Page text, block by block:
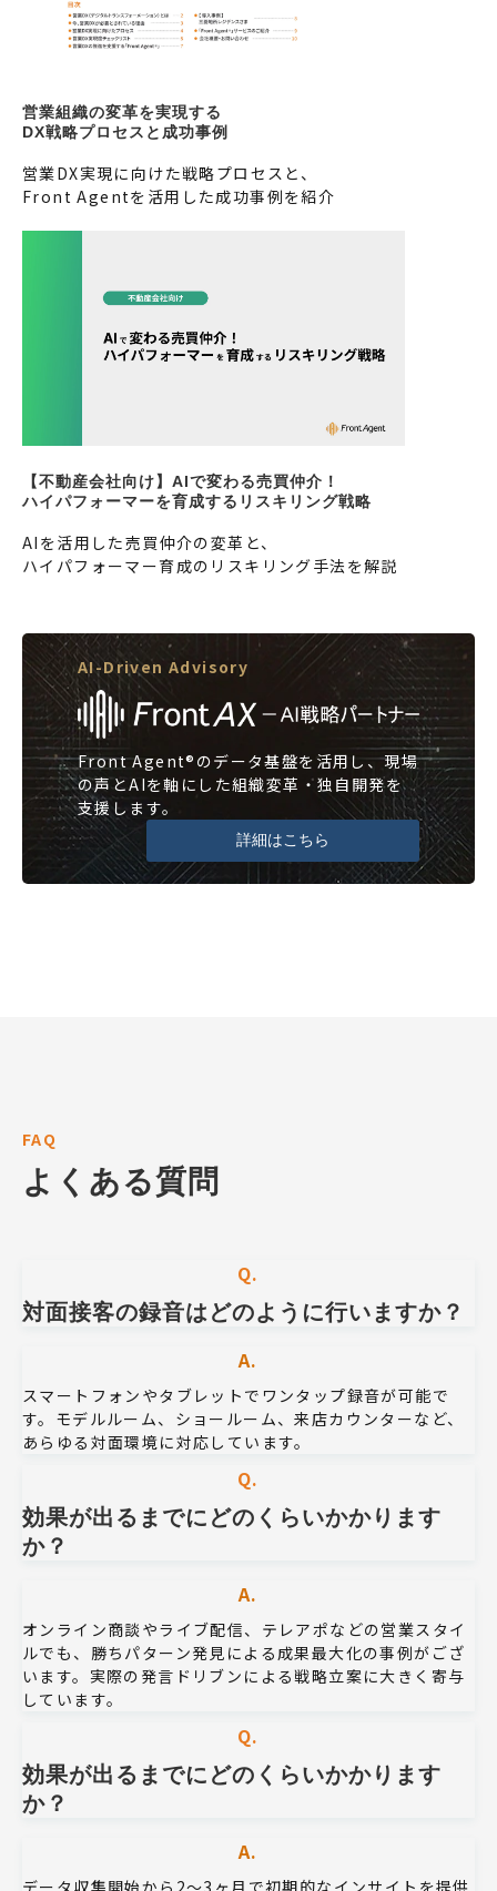
営業組織の変革を実現する
DX戦略プロセスと成功事例
営業DX実現に向けた戦略プロセスと、
Front Agentを活用した成功事例を紹介
【不動産会社向け】AIで変わる売買仲介！
ハイパフォーマーを育成するリスキリング戦略
AIを活用した売買仲介の変革と、
ハイパフォーマー育成のリスキリング手法を解説
AI-Driven Advisory
Front Agent®のデータ基盤を活用し、現場
の声とAIを軸にした組織変革・独自開発を
支援します。
詳細はこちら
FAQ
よくある質問
Q.
対面接客の録音はどのように行いますか？
A.
スマートフォンやタブレットでワンタップ録音が可能で
す。モデルルーム、ショールーム、来店カウンターなど、
あらゆる対面環境に対応しています。
Q.
効果が出るまでにどのくらいかかります
か？
A.
オンライン商談やライブ配信、テレアポなどの営業スタイ
ルでも、勝ちパターン発見による成果最大化の事例がござ
います。実際の発言ドリブンによる戦略立案に大きく寄与
しています。
Q.
効果が出るまでにどのくらいかかります
か？
A.